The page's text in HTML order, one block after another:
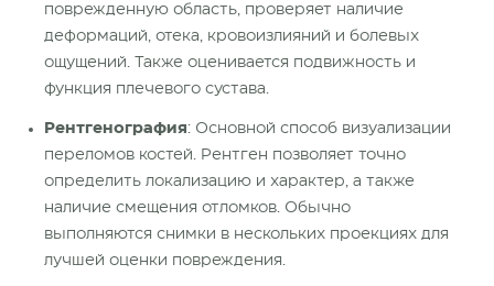
поврежденную область, проверяет наличие
деформаций, отека, кровоизлияний и болевых
ощущений. Также оценивается подвижность и
функция плечевого сустава.
Рентгенография: Основной способ визуализации
переломов костей. Рентген позволяет точно
определить локализацию и характер, а также
наличие смещения отломков. Обычно
выполняются снимки в нескольких проекциях для
лучшей оценки повреждения.